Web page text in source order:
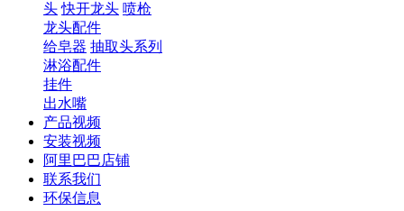
头 快开龙头 喷枪
龙头配件
给皂器 抽取头系列
淋浴配件
挂件
出水嘴
产品视频
安装视频
阿里巴巴店铺
联系我们
环保信息